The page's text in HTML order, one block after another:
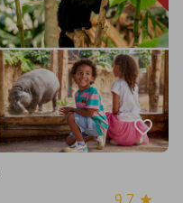
favorite_border
star